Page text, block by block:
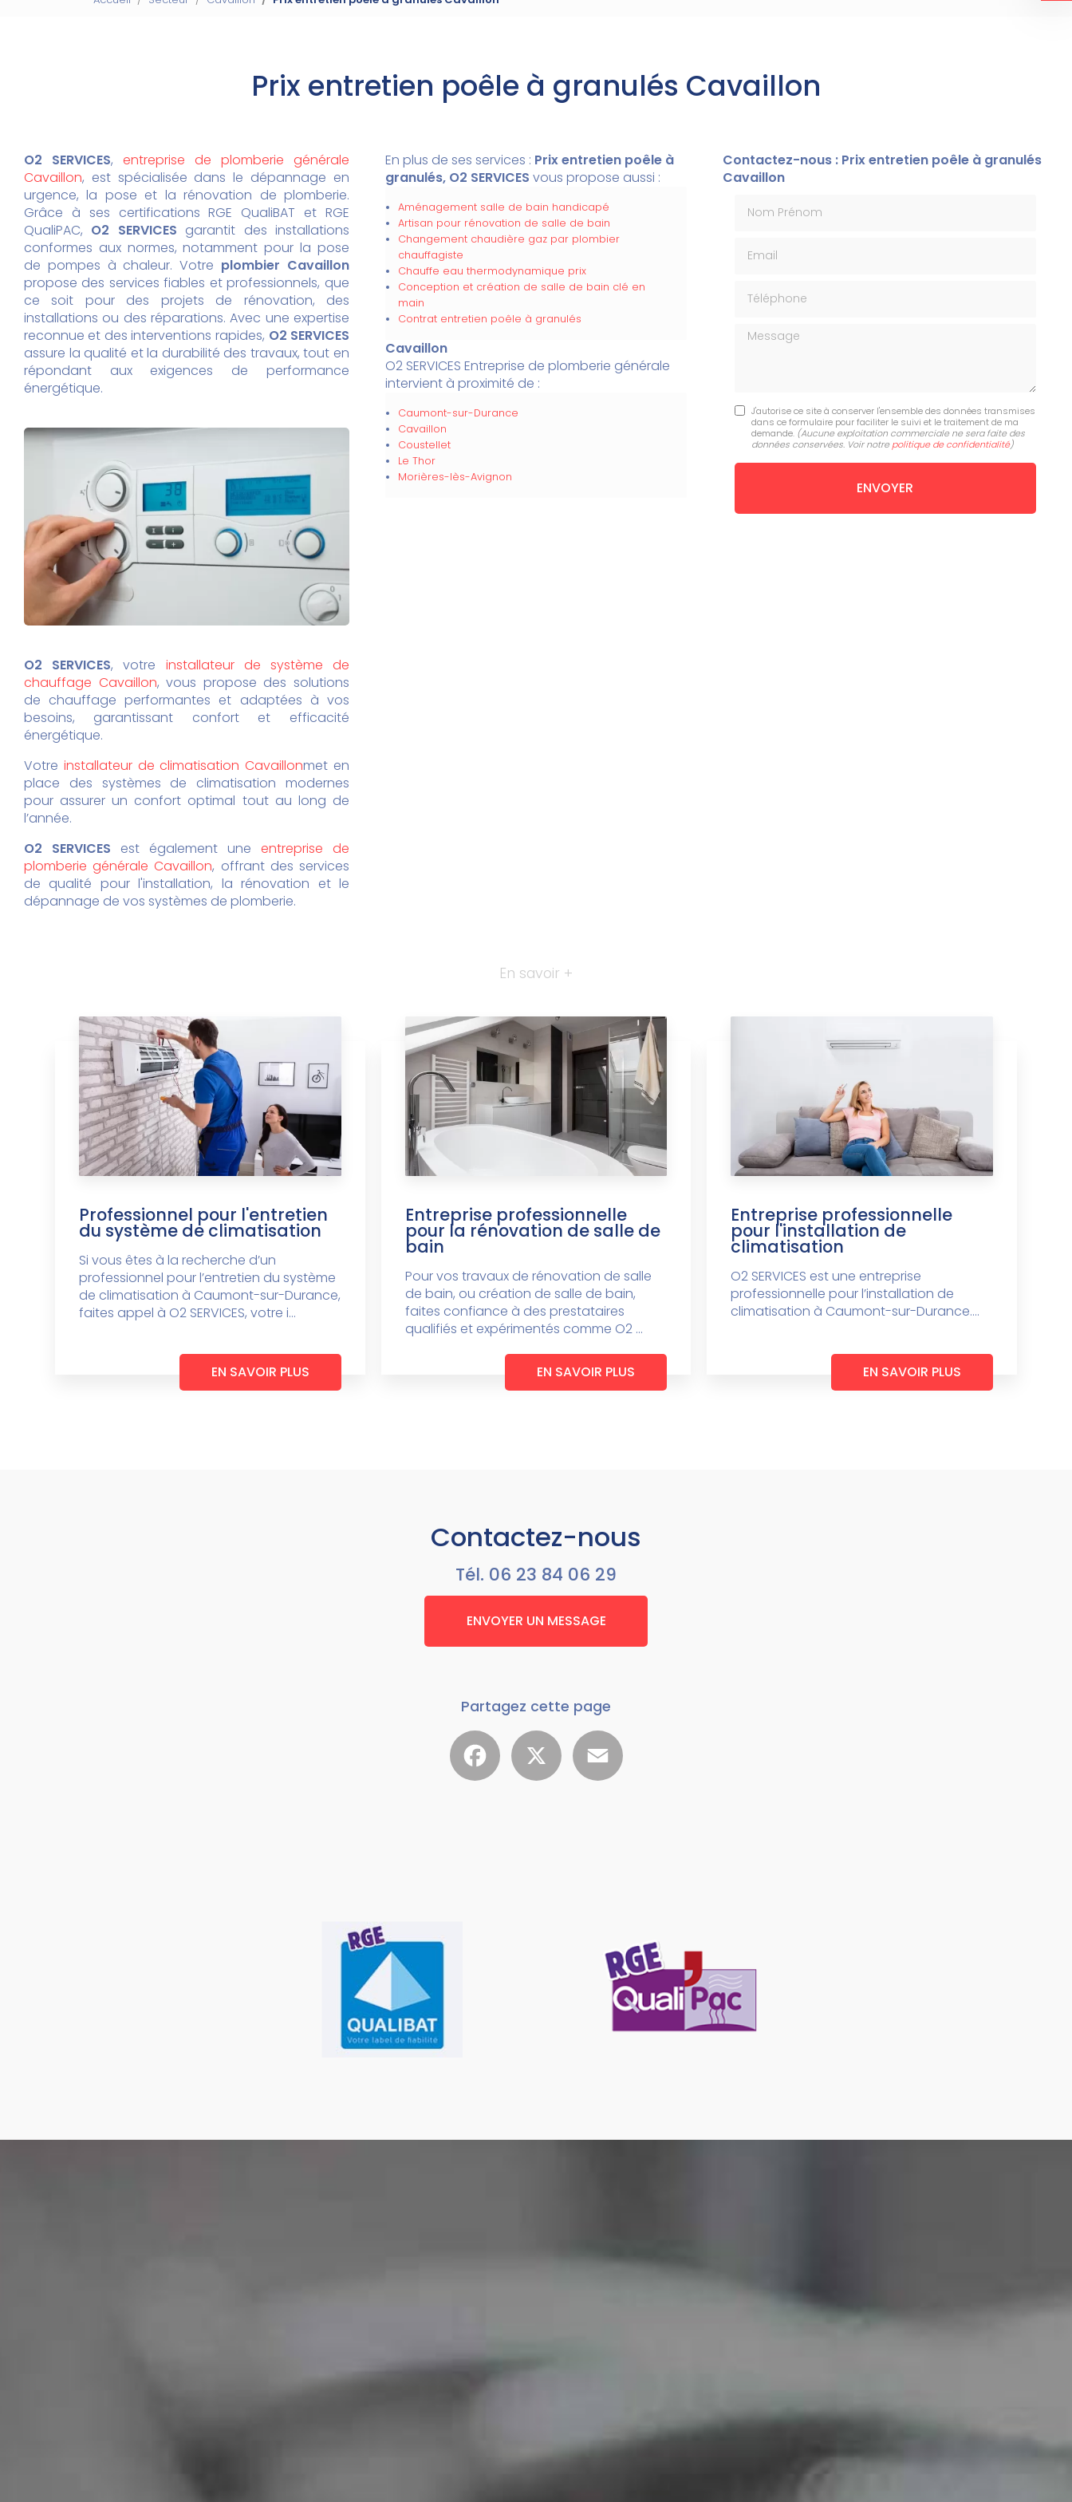
Prix entretien poêle à granulés Cavaillon
O2 SERVICES, entreprise de plomberie générale
Cavaillon, est spécialisée dans le dépannage en
urgence, la pose et la rénovation de plomberie.
Grâce à ses certifications RGE QualiBAT et RGE
QualiPAC, O2 SERVICES garantit des installations
conformes aux normes, notamment pour la pose
de pompes à chaleur. Votre plombier Cavaillon
propose des services fiables et professionnels, que
ce soit pour des projets de rénovation, des
installations ou des réparations. Avec une expertise
reconnue et des interventions rapides, O2 SERVICES
assure la qualité et la durabilité des travaux, tout en
répondant aux exigences de performance
énergétique.
O2 SERVICES, votre installateur de système de
chauffage Cavaillon, vous propose des solutions
de chauffage performantes et adaptées à vos
besoins, garantissant confort et efficacité
énergétique.
Votre installateur de climatisation Cavaillonmet en
place des systèmes de climatisation modernes
pour assurer un confort optimal tout au long de
l’année.
O2 SERVICES est également une entreprise de
plomberie générale Cavaillon, offrant des services
de qualité pour l'installation, la rénovation et le
dépannage de vos systèmes de plomberie.
En plus de ses services : Prix entretien poêle à
granulés, O2 SERVICES vous propose aussi :
Aménagement salle de bain handicapé
Artisan pour rénovation de salle de bain
Changement chaudière gaz par plombier
chauffagiste
Chauffe eau thermodynamique prix
Conception et création de salle de bain clé en
main
Contrat entretien poêle à granulés
Cavaillon
O2 SERVICES Entreprise de plomberie générale
intervient à proximité de :
Caumont-sur-Durance
Cavaillon
Coustellet
Le Thor
Morières-lès-Avignon
Contactez-nous : Prix entretien poêle à granulés
Cavaillon
Message
J'autorise ce site à conserver l'ensemble des données transmises
dans ce formulaire pour faciliter le suivi et le traitement de ma
demande. (Aucune exploitation commerciale ne sera faite des
données conservées. Voir notre politique de confidentialité)
En savoir +
Professionnel pour l'entretien
du système de climatisation
Si vous êtes à la recherche d’un
professionnel pour l’entretien du système
de climatisation à Caumont-sur-Durance,
faites appel à O2 SERVICES, votre i...
EN SAVOIR PLUS
Entreprise professionnelle
pour la rénovation de salle de
bain
Pour vos travaux de rénovation de salle
de bain, ou création de salle de bain,
faites confiance à des prestataires
qualifiés et expérimentés comme O2 ...
EN SAVOIR PLUS
Entreprise professionnelle
pour l'installation de
climatisation
O2 SERVICES est une entreprise
professionnelle pour l’installation de
climatisation à Caumont-sur-Durance....
EN SAVOIR PLUS
Contactez-nous
Tél. 06 23 84 06 29
ENVOYER UN MESSAGE
Partagez cette page
Facebook